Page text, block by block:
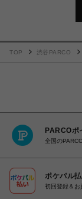
TOP 渋谷PARCO
PARCOポ
全国の
ポケパル
初回登録＆お